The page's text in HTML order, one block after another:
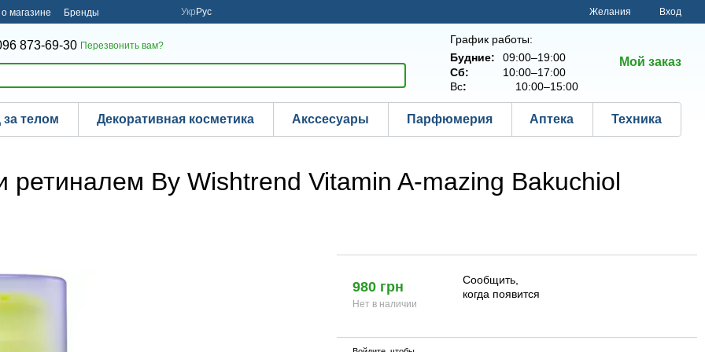
магазине Бренды Укр Рус Желания Вход
873-69-30 Перезвонить вам?
График работы:
Будние:
09:00–19:00
Сб:
10:00–17:00
Вс: 10:00–15:00
Мой заказ
за телом Декоративная косметика Акссесуары Парфюмерия Аптека Техника
ретиналем By Wishtrend Vitamin A-mazing Bakuchiol
980 грн
Нет в наличии
Сообщить,
когда появится